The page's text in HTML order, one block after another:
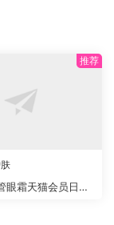
眼霜天猫会员日